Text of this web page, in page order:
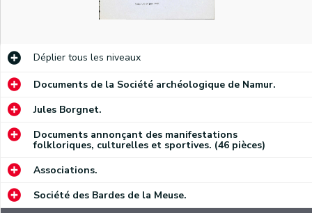
Déplier tous les niveaux
Documents de la Société archéologique de Namur.
Jules Borgnet.
Documents annonçant des manifestations
folkloriques, culturelles et sportives. (46 pièces)
Associations.
Société des Bardes de la Meuse.